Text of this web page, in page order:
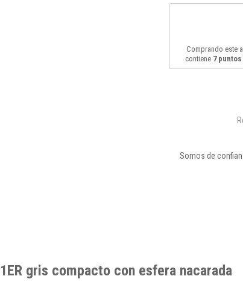
Comprando este
contiene 7puntos
Somos de
gris compacto con esfera nacarada